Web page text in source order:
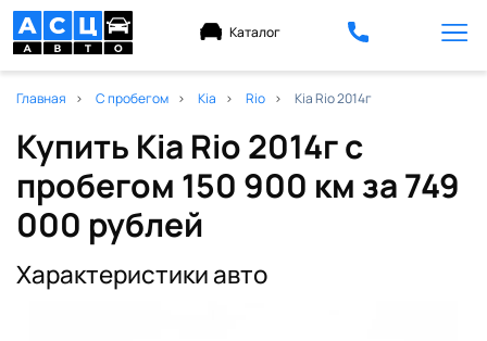
Каталог
Главная С пробегом Kia Rio Kia Rio 2014г
Купить Kia Rio 2014г с
пробегом 150 900 км за 749
000 рублей
Характеристики авто